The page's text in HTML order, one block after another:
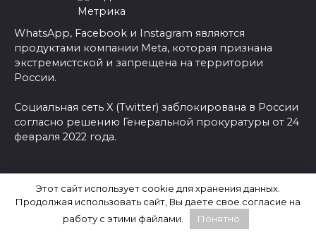
WhatsApp, Facebook и Instagram являются
продуктами компании Meta, которая признана
экстремистской и запрещена на территории
России.
Социальная сеть X (Twitter) заблокирована в России
согласно решению Генеральной прокуратуры от 24
февраля 2022 года.
Последние новости России
Этот сайт использует cookie для хранения данных.
Продолжая использовать сайт, Вы даете свое согласие на
работу с этими файлами.
Понятно.